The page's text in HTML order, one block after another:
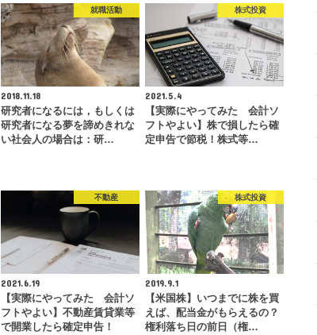
就職活動
2018.11.18
研究者になるには，もしくは
研究者になる夢を諦めきれな
い社会人の場合は：研…
株式投資
2021.5.4
【実際にやってみた 会計ソ
フトやよい】株で損したら確
定申告で節税！株式等…
不動産
2021.6.19
【実際にやってみた 会計ソ
フトやよい】不動産賃貸業等
で開業したら確定申告！
株式投資
2019.9.1
【米国株】いつまでに株を買
えば、配当金がもらえるの？
権利落ち日の前日（権…